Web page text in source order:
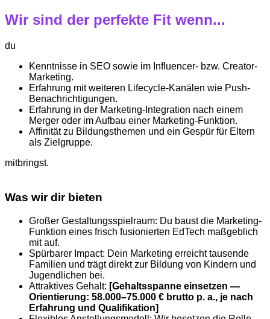
Wir sind der perfekte Fit wenn...
du
Kenntnisse in SEO sowie im Influencer- bzw. Creator-
Marketing.
Erfahrung mit weiteren Lifecycle-Kanälen wie Push-
Benachrichtigungen.
Erfahrung in der Marketing-Integration nach einem
Merger oder im Aufbau einer Marketing-Funktion.
Affinität zu Bildungsthemen und ein Gespür für Eltern
als Zielgruppe.
mitbringst.
Was wir dir bieten
Großer Gestaltungsspielraum: Du baust die Marketing-
Funktion eines frisch fusionierten EdTech maßgeblich
mit auf.
Spürbarer Impact: Dein Marketing erreicht tausende
Familien und trägt direkt zur Bildung von Kindern und
Jugendlichen bei.
Attraktives Gehalt: [Gehaltsspanne einsetzen —
Orientierung: 58.000–75.000 € brutto p. a., je nach
Erfahrung und Qualifikation]